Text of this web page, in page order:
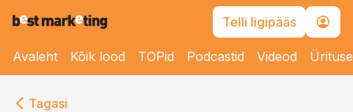
Telli ligipääs
Avaleht Kõik lood TOPid Podcastid Videod
Tagasi